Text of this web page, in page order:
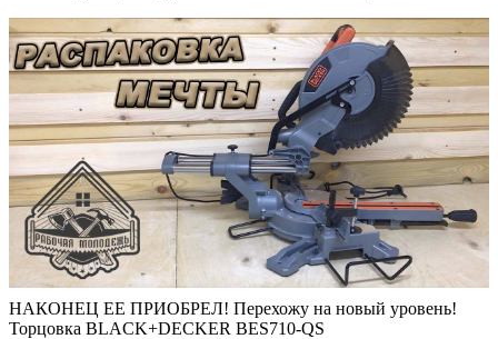
НАКОНЕЦ ЕЕ ПРИОБРЕЛ! Перехожу на новый уровень!
Торцовка BLACK+DECKER BES710-QS